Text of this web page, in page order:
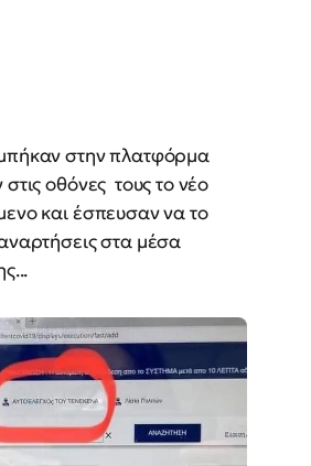
στην πλατφόρμα
οθόνες τους το νέο
και έσπευσαν να το
στα μέσα